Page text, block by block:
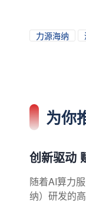
力源海纳
为你
创新驱动
随着AI算力
纳）研发的